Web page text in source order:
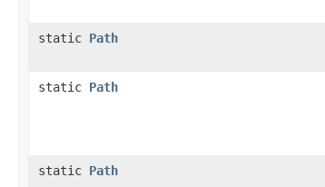
static Path
static Path
static Path